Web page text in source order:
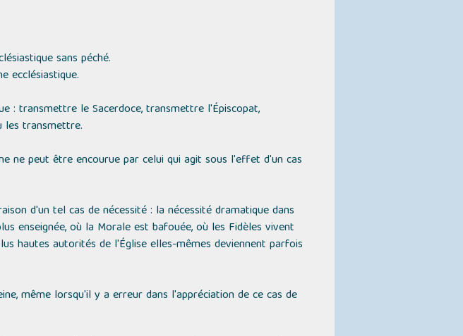
sans péché.
ecclésiastique.
: transmettre le Sacerdoce, transmettre l'Épiscopat,
les transmettre.
ne peut être encourue par celui qui agit sous l'effet d'un cas
d'un tel cas de nécessité : la nécessité dramatique dans
enseignée, où la Morale est bafouée, où les Fidèles vivent
hautes autorités de l'Église elles-mêmes deviennent parfois
même lorsqu'il y a erreur dans l'appréciation de ce cas de